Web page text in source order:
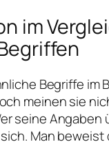
im
Begriffe im
meinen sie
seine Angaben
Man beweist